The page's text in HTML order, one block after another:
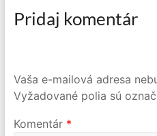
Pridaj komentár
Vaša e-mailová adresa
Vyžadované polia sú
Komentár *